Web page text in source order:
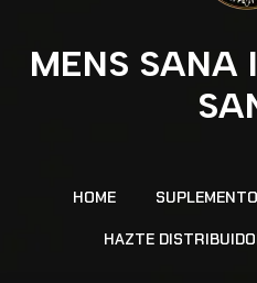
MENS SANA
HOME
HAZTE